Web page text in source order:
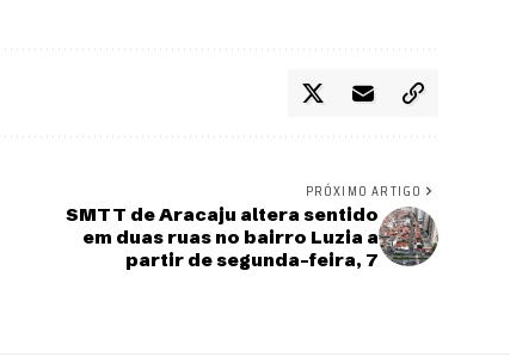
PRÓXIMO ARTIGO
SMTT de Aracaju altera sentido
em duas ruas no bairro Luzia a
partir de segunda-feira, 7